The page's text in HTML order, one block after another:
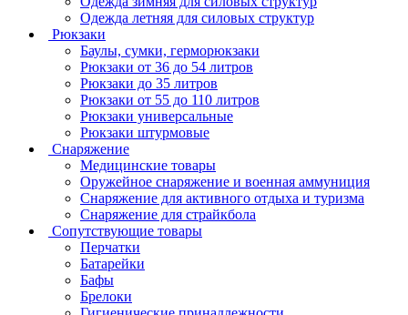
Одежда летняя для силовых структур
Рюкзаки
Баулы, сумки, герморюкзаки
Рюкзаки от 36 до 54 литров
Рюкзаки до 35 литров
Рюкзаки от 55 до 110 литров
Рюкзаки универсальные
Рюкзаки штурмовые
Снаряжение
Медицинские товары
Оружейное снаряжение и военная аммуниция
Снаряжение для активного отдыха и туризма
Снаряжение для страйкбола
Сопутствующие товары
Перчатки
Батарейки
Бафы
Брелоки